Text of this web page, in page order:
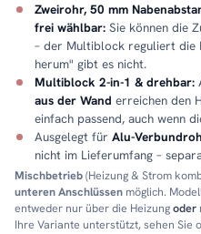
Zweirohr, 50 mm
frei wählbar: Sie können die
– der Multiblock reguliert die
herum" gibt es nicht.
Multiblock 2-in-1 & drehbar:
aus der Wand erreichen den
einfach passend, auch wenn
Ausgelegt für Alu-
nicht im Lieferumfang –
Mischbetrieb(Heizung & Strom
unteren Anschlüssen möglich.
entweder nur über die Heizungoder
Ihre Variante unterstützt, sehen Sie